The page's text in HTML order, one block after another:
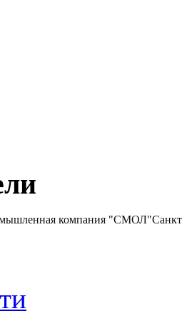
компания "СМОЛ"